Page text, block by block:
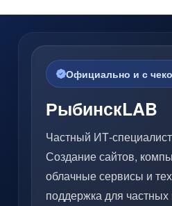
Официально и с
РыбинскLAB
Частный ИТ-
Создание сайтов,
облачные сервисы и
поддержка для частных